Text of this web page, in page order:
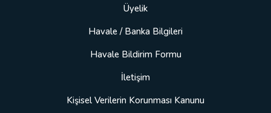
Üyelik
Havale / Banka Bilgileri
Havale Bildirim Formu
İletişim
Kişisel Verilerin Korunması Kanunu